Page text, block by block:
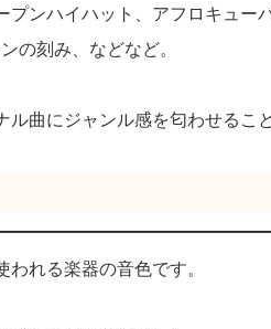
ンハイハット、アフロキュー
の刻み、などなど。
曲にジャンル感を匂わせるこ
れる楽器の音色です。